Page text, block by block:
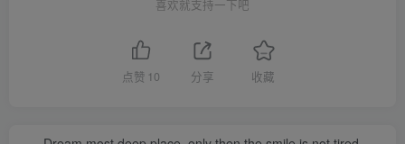
喜欢就支持一下吧
点赞 10 分享 收藏